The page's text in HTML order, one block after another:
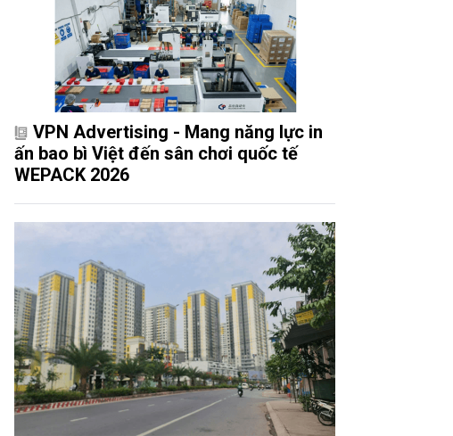
VPN Advertising - Mang năng lực in
ấn bao bì Việt đến sân chơi quốc tế
WEPACK 2026